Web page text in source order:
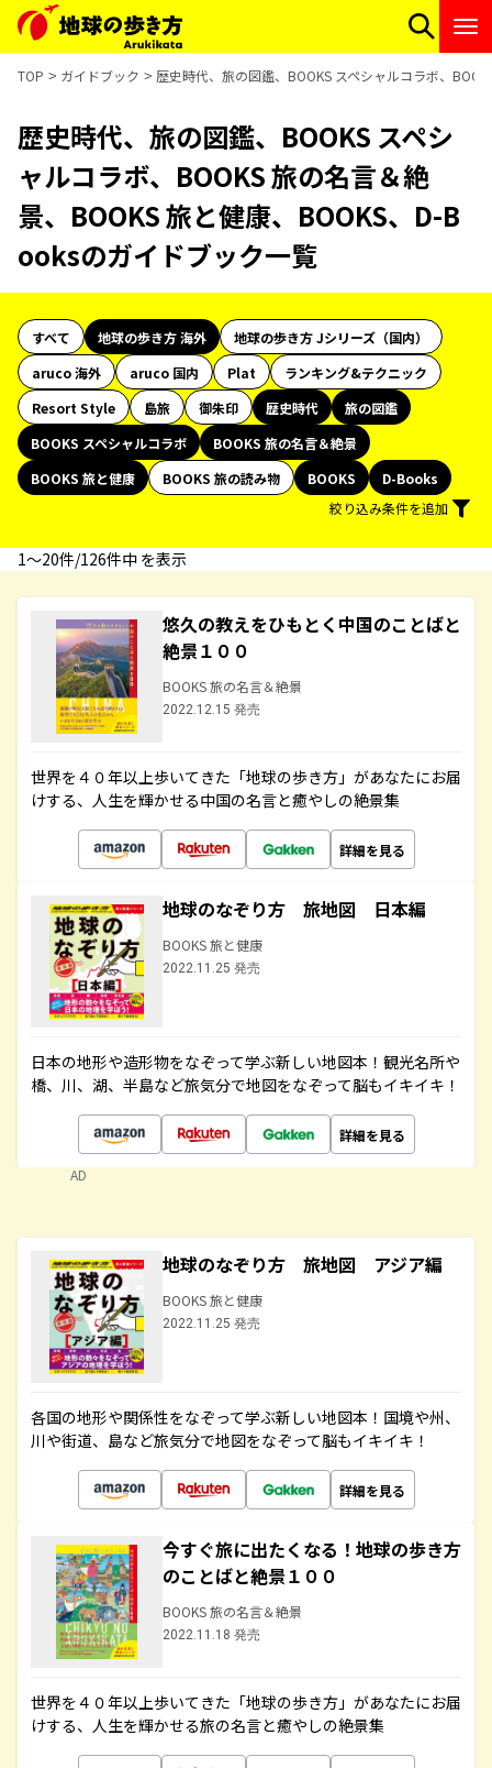
TOP ガイドブック 歴史時代、旅の図鑑、BOOKS スペシャルコラボ、
歴史時代、旅の図鑑、BOOKS スペシ
ャルコラボ、BOOKS 旅の名言＆絶
景、BOOKS 旅と健康、BOOKS、D-B
ooksのガイドブック一覧
すべて 地球の歩き方 海外
地球の歩き方 Jシリーズ（国内）
aruco 海外
aruco 国内 Plat
ランキング&テクニック
Resort Style
島旅 御朱印 歴史時代
旅の図鑑
BOOKS スペシャルコラボ
BOOKS 旅の名言＆絶景
BOOKS 旅と健康
BOOKS 旅の読み物 BOOKS
D-Books
絞り込み条件を追加
1〜20件/126件中 を表示
悠久の教えをひもとく中国のことばと
絶景１００
BOOKS 旅の名言＆絶景
2022.12.15 発売
世界を４０年以上歩いてきた「地球の歩き方」があなたにお届
けする、人生を輝かせる中国の名言と癒やしの絶景集
詳細を見る
地球のなぞり方 旅地図 日本編
BOOKS 旅と健康
2022.11.25 発売
日本の地形や造形物をなぞって学ぶ新しい地図本！観光名所や
橋、川、湖、半島など旅気分で地図をなぞって脳もイキイキ！
詳細を見る
AD
地球のなぞり方 旅地図 アジア編
BOOKS 旅と健康
2022.11.25 発売
各国の地形や関係性をなぞって学ぶ新しい地図本！国境や州、
川や街道、島など旅気分で地図をなぞって脳もイキイキ！
詳細を見る
今すぐ旅に出たくなる！地球の歩き方
のことばと絶景１００
BOOKS 旅の名言＆絶景
2022.11.18 発売
世界を４０年以上歩いてきた「地球の歩き方」があなたにお届
けする、人生を輝かせる旅の名言と癒やしの絶景集